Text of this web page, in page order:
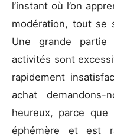
l’instant où l’on
modération, tout se
Une grande
activités sont
rapidement
achat
heureux, parce
éphémère et est